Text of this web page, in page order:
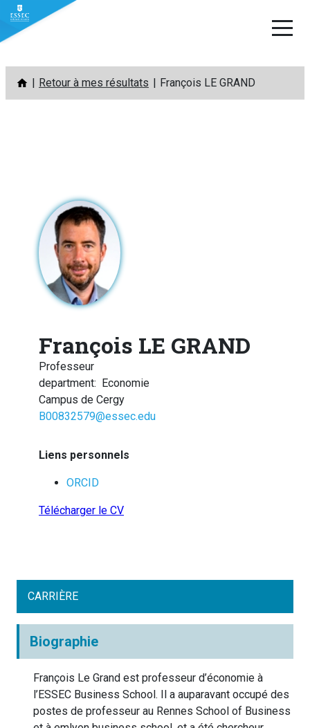
Aller
contenu
Retour à mes résultats François LE GRAND
François LE GRAND
Professeur
department:
Economie
Campus de Cergy
B00832579@essec.edu
Liens personnels
ORCID
Télécharger le CV
CARRIÈRE
Biographie
François Le Grand est professeur d’économie à
l’ESSEC Business School. Il a auparavant occupé des
postes de professeur au Rennes School of Business